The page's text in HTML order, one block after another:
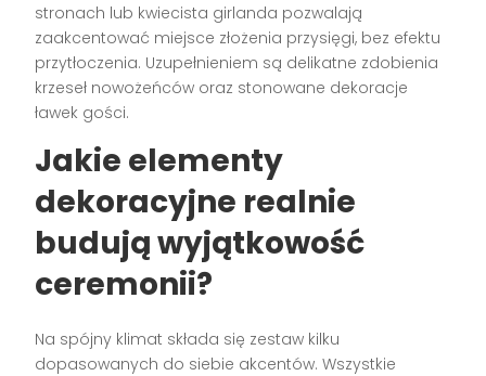
stronach lub kwiecista girlanda pozwalają
zaakcentować miejsce złożenia przysięgi, bez efektu
przytłoczenia. Uzupełnieniem są delikatne zdobienia
krzeseł nowożeńców oraz stonowane dekoracje
ławek gości.
Jakie elementy
dekoracyjne realnie
budują wyjątkowość
ceremonii?
Na spójny klimat składa się zestaw kilku
dopasowanych do siebie akcentów. Wszystkie